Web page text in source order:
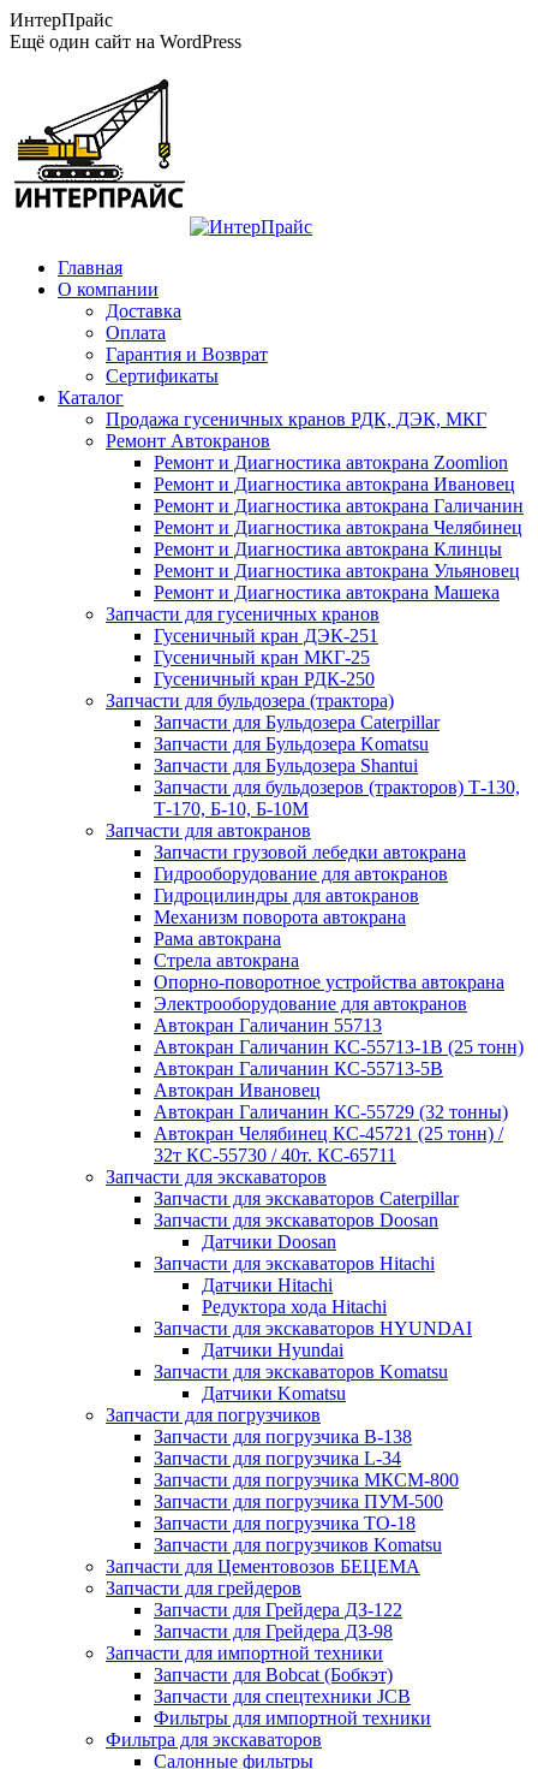
Перейти
к
ИнтерПрайс
Ещё один сайт на WordPress
Главная
О компании
Доставка
Оплата
Гарантия и Возврат
Сертификаты
Каталог
Продажа гусеничных кранов РДК, ДЭК, МКГ
Ремонт Автокранов
Ремонт и Диагностика автокрана Zoomlion
Ремонт и Диагностика автокрана Ивановец
Ремонт и Диагностика автокрана Галичанин
Ремонт и Диагностика автокрана Челябинец
Ремонт и Диагностика автокрана Клинцы
Ремонт и Диагностика автокрана Ульяновец
Ремонт и Диагностика автокрана Машека
Запчасти для гусеничных кранов
Гусеничный кран ДЭК-251
Гусеничный кран МКГ-25
Гусеничный кран РДК-250
Запчасти для бульдозера (трактора)
Запчасти для Бульдозера Caterpillar
Запчасти для Бульдозера Komatsu
Запчасти для Бульдозера Shantui
Запчасти для бульдозеров (тракторов) Т-130,
Т-170, Б-10, Б-10М
Запчасти для автокранов
Запчасти грузовой лебедки автокрана
Гидрооборудование для автокранов
Гидроцилиндры для автокранов
Механизм поворота автокрана
Рама автокрана
Стрела автокрана
Опорно-поворотное устройства автокрана
Электрооборудование для автокранов
Автокран Галичанин 55713
Автокран Галичанин КС-55713-1В (25 тонн)
Автокран Галичанин КС-55713-5В
Автокран Ивановец
Автокран Галичанин КС-55729 (32 тонны)
Автокран Челябинец КС-45721 (25 тонн) /
32т КС-55730 / 40т. КС-65711
Запчасти для экскаваторов
Запчасти для экскаваторов Caterpillar
Запчасти для экскаваторов Doosan
Датчики Doosan
Запчасти для экскаваторов Hitachi
Датчики Hitachi
Редуктора хода Hitachi
Запчасти для экскаваторов HYUNDAI
Датчики Hyundai
Запчасти для экскаваторов Komatsu
Датчики Komatsu
Запчасти для погрузчиков
Запчасти для погрузчика B-138
Запчасти для погрузчика L-34
Запчасти для погрузчика МКСМ-800
Запчасти для погрузчика ПУМ-500
Запчасти для погрузчика ТО-18
Запчасти для погрузчиков Komatsu
Запчасти для Цементовозов БЕЦЕМА
Запчасти для грейдеров
Запчасти для Грейдера ДЗ-122
Запчасти для Грейдера ДЗ-98
Запчасти для импортной техники
Запчасти для Bobcat (Бобкэт)
Запчасти для спецтехники JCB
Фильтры для импортной техники
Фильтра для экскаваторов
Салонные фильтры